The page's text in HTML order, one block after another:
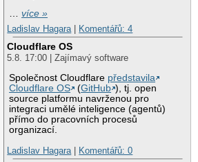
…více »
Ladislav Hagara
Komentářů: 4
Cloudflare OS
5.8. 17:00 | Zajímavý software
Společnost Cloudflare představila
Cloudflare OS
(GitHub ), tj. open
source platformu navrženou pro
integraci umělé inteligence (agentů)
přímo do pracovních procesů
organizací.
Ladislav Hagara
Komentářů: 0